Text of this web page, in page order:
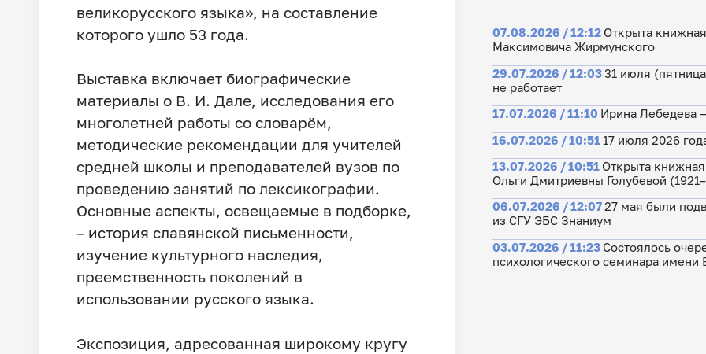
великорусского языка», на составление
которого ушло 53 года.
Выставка включает биографические
материалы о В. И. Дале, исследования его
многолетней работы со словарём,
методические рекомендации для учителей
средней школы и преподавателей вузов по
проведению занятий по лексикографии.
Основные аспекты, освещаемые в подборке,
– история славянской письменности,
изучение культурного наследия,
преемственность поколений в
использовании русского языка.
Экспозиция, адресованная широкому кругу
07.08.2026 / 12:12 Открыта
Максимовича Жирмунского
29.07.2026 / 12:0331 июля
не работает
17.07.2026 / 11:10 Ирина Лебедева
16.07.2026 / 10:51 17 июля 2026
13.07.2026 / 10:51 Открыта
Ольги Дмитриевны Голубевой
06.07.2026 / 12:0727 мая были
из СГУ ЭБС Знаниум
03.07.2026 / 11:23 Состоялось
психологического семинара имени